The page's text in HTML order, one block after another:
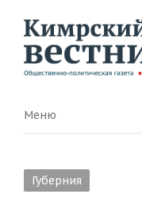
Menu
Меню
Губерния